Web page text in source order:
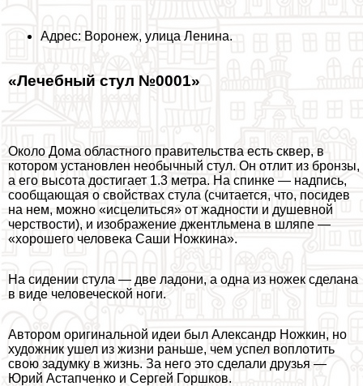
Адрес: Воронеж, улица Ленина.
«Лечебный стул №0001»
Около Дома областного правительства есть сквер, в
котором установлен необычный стул. Он отлит из бронзы,
а его высота достигает 1.3 метра. На спинке — надпись,
сообщающая о свойствах стула (считается, что, посидев
на нем, можно «исцелиться» от жадности и душевной
черствости), и изображение джентльмена в шляпе —
«хорошего человека Саши Ножкина».
На сидении стула — две ладони, а одна из ножек сделана
в виде человеческой ноги.
Автором оригинальной идеи был Александр Ножкин, но
художник ушел из жизни раньше, чем успел воплотить
свою задумку в жизнь. За него это сделали друзья —
Юрий Астапченко и Сергeй Горшков.